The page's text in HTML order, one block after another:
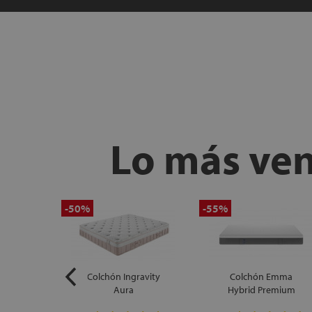
Lo más
-50%
Colchón Ingravity
Aura
-55%
Colchón Emma
Hybrid Premium